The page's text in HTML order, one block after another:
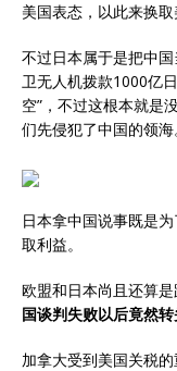
美国表态，以此来换取
不过日本属于是把中
卫无人机拨款1000亿
空”，不过这根本就是
们先侵犯了中国的领海
日本拿中国说事既是
取利益。
欧盟和日本尚且还算
国谈判失败以后竟然转
加拿大受到美国关税